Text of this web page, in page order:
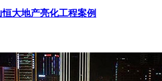
大地产亮化工程案例